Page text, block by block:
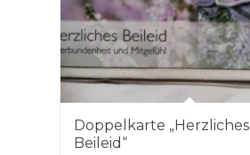
Doppelkarte „Herzliches
Beileid“